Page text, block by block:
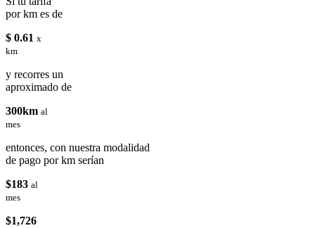
por km es de
$ 0.61 x
km
y recorres un
aproximado de
300km al
mes
entonces, con nuestra modalidad
de pago por km serían
$183 al
mes
$1,726